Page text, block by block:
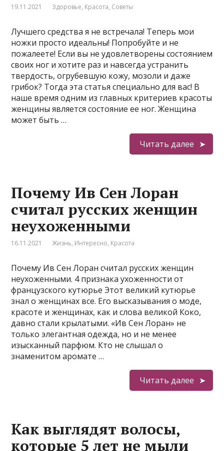
19.11.2021 Здоровье, Красота, Советы
Лучшего средства я не встречала! Теперь мои
ножки просто идеальны! Попробуйте и не
пожалеете! Если вы не удовлетворены состоянием
своих ног и хотите раз и навсегда устранить
твердость, огрубевшую кожу, мозоли и даже
грибок? Тогда эта статья специально для вас! В
наше время одним из главных критериев красоты
женщины является состояние ее ног. Женщина
может быть …
Читать далее
Почему Ив Сен Лоран
считал русских женщин
неухоженными
16.11.2021 Жизнь, Интересно, Красота
Почему Ив Сен Лоран считал русских женщин
неухоженными. 4 признака ухоженности от
французского кутюрье Этот великий кутюрье
знал о женщинах все. Его высказывания о моде,
красоте и женщинах, как и слова великой Коко,
давно стали крылатыми. «Ив Сен Лоран» не
только элегантная одежда, но и не менее
изысканный парфюм. Кто не слышал о
знаменитом аромате …
Читать далее
Как выглядят волосы,
которые 5 лет не мыли